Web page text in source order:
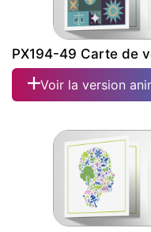
PX194-49 Carte de
Voir la version